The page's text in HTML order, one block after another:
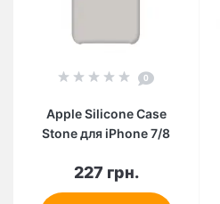
0
Apple Silicone Case
Stone для iPhone 7/8
227 грн.